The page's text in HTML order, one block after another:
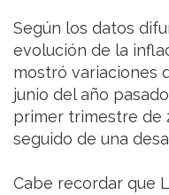
Según los datos
evolución de la
mostró variaciones
junio del año
primer trimestre de
seguido de una
Cabe recordar que